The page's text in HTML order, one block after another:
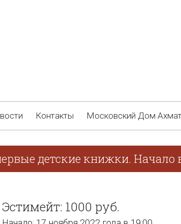
Контакты Московский Дом
детские книжки. Начало
Эстимейт: 1000 руб.